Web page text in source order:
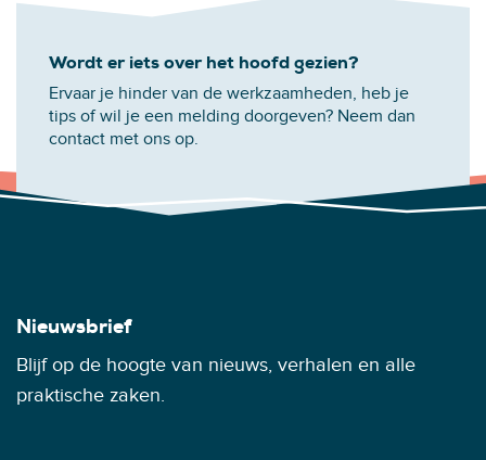
Wordt er iets over het hoofd gezien?
Ervaar je hinder van de werkzaamheden, heb je
tips of wil je een melding doorgeven? Neem dan
contact met ons op.
Nieuwsbrief
Blijf op de hoogte van nieuws, verhalen en alle
praktische zaken.